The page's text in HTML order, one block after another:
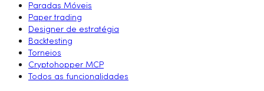
Paradas Móveis
Paper trading
Designer de estratégia
Backtesting
Torneios
Cryptohopper MCP
Todos as funcionalidades